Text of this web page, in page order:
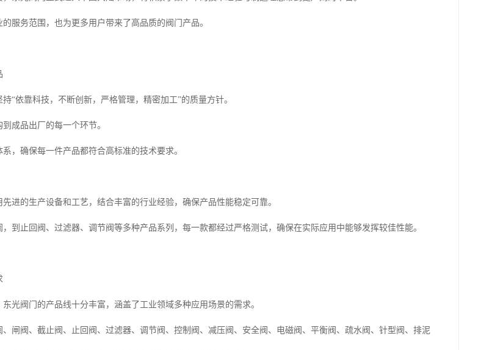
服务范围，也为更多用户带来了高品质的阀门产品。
“依靠科技，不断创新，严格管理，精密加工”的质量方针。
成品出厂的每一个环节。
，确保每一件产品都符合高标准的技术要求。
进的生产设备和工艺，结合丰富的行业经验，确保产品性能稳定可靠。
到止回阀、过滤器、调节阀等多种产品系列，每一款都经过严格测试，确保在实际应用中能够发挥较佳性能。
光阀门的产品线十分丰富，涵盖了工业领域多种应用场景的需求。
闸阀、截止阀、止回阀、过滤器、调节阀、控制阀、减压阀、安全阀、电磁阀、平衡阀、疏水阀、针型阀、排泥